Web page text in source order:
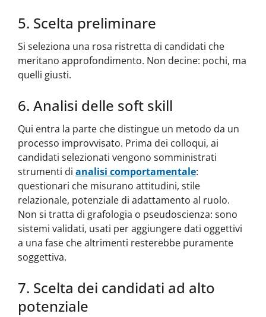
5. Scelta preliminare
Si seleziona una rosa ristretta di candidati che
meritano approfondimento. Non decine: pochi, ma
quelli giusti.
6. Analisi delle soft skill
Qui entra la parte che distingue un metodo da un
processo improvvisato. Prima dei colloqui, ai
candidati selezionati vengono somministrati
strumenti di analisi comportamentale:
questionari che misurano attitudini, stile
relazionale, potenziale di adattamento al ruolo.
Non si tratta di grafologia o pseudoscienza: sono
sistemi validati, usati per aggiungere dati oggettivi
a una fase che altrimenti resterebbe puramente
soggettiva.
7. Scelta dei candidati ad alto
potenziale